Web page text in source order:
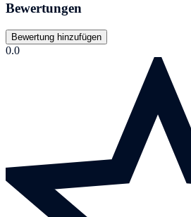
Bewertungen
Bewertung hinzufügen
0.0